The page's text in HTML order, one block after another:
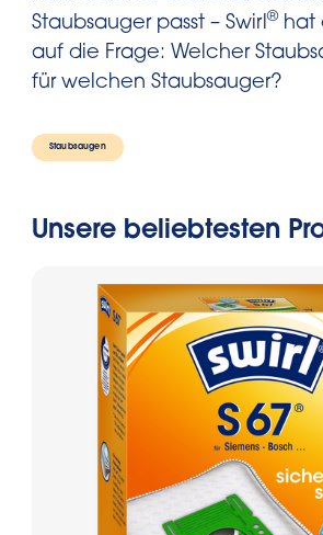
vorherigen Schritt.
5. In der Liste das
beziehungsweise Nummer
Buchstaben des Modells
man die Liste eingrenzen.
6. Eingabe prüfen und auf
anzeigen“ klicken. Falls du
versehentlich ein falsches
ausgewählt hast, klicke auf
ändern“ und wiederhole
vorherigen Schritt.
Staubsauger passt – Swirl ® hat
auf die Frage: Welcher
für welchen Staubsauger?
Staubsaugen
Unsere beliebtesten